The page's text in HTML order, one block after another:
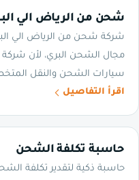
شحن من الرياض الي
شركة شحن من الرياض الي
مجال الشحن البري، لأن شركة
سيارات الشحن والنقل
اقرأ التفاصيل
حاسبة تكلفة الشحن
حاسبة ذكية لتقدير تكلفة